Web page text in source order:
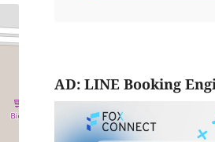
AD: LINE Booking